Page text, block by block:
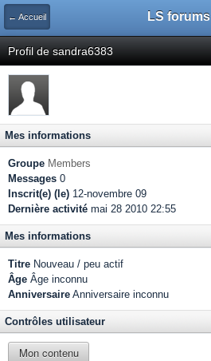
← Accueil LS forums
Profil de sandra6383
Mes informations
Groupe Members
Messages 0
Inscrit(e) (le) 12-novembre 09
Dernière activité mai 28 2010 22:55
Mes informations
Titre Nouveau / peu actif
Âge Âge inconnu
Anniversaire Anniversaire inconnu
Contrôles utilisateur
Mon contenu